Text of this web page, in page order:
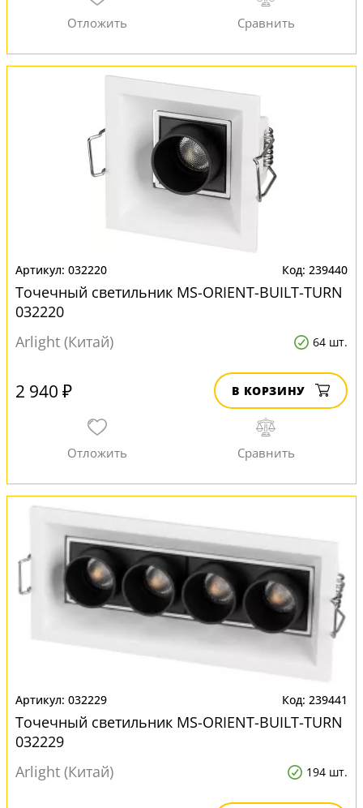
032220 239440
Точечный светильник MS-ORIENT-BUILT-TURN
032220
Arlight (Китай)
64 шт.
2 940 ₽ В КОРЗИНУ
032229 239441
Точечный светильник MS-ORIENT-BUILT-TURN
032229
Arlight (Китай)
194 шт.